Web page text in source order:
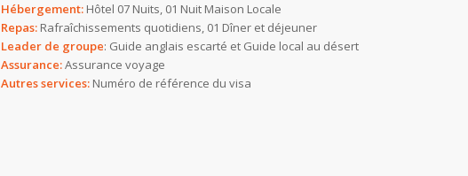
Hébergement: Hôtel 07 Nuits, 01 Nuit Maison Locale
Repas: Rafraîchissements quotidiens, 01 Dîner et déjeuner
Leader de groupe: Guide anglais escarté et Guide local au désert
Assurance:Assurance voyage
Autres services: Numéro de référence du visa